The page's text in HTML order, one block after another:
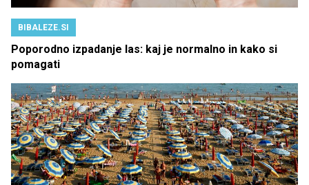
BIBALEZE.SI
Poporodno izpadanje las: kaj je normalno in kako si
pomagati